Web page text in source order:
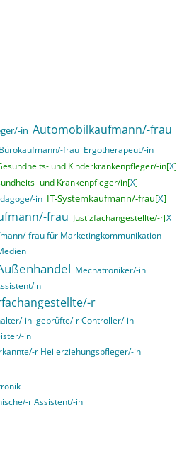
in Automobilkaufmann/-frau
Bürokaufmann/-frau Ergotherapeut/-in
und Kinderkrankenpfleger/-in[X]
und Krankenpfleger/in[X]
in IT-Systemkaufmann/-frau[X]
frau Justizfachangestellte/-r[X]
frau für Marketingkommunikation
Mechatroniker/-in
in
r
in geprüfte/-r Controller/-in
in
r Heilerziehungspfleger/-in
r Assistent/-in